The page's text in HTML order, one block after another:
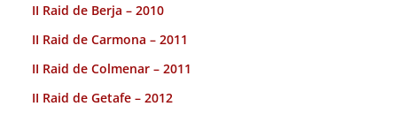
II Raid de Berja – 2010
II Raid de Carmona – 2011
II Raid de Colmenar – 2011
II Raid de Getafe – 2012